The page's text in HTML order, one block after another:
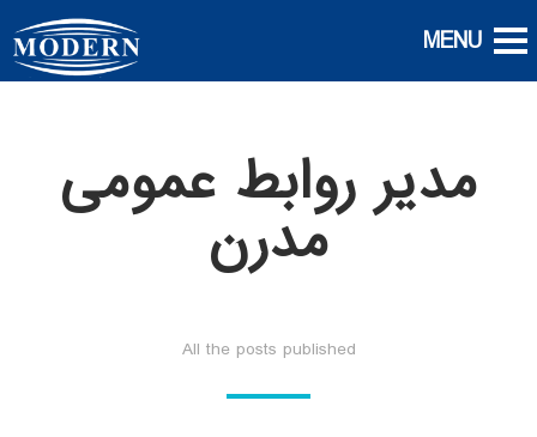
مدیر روابط عمومی
مدرن
All the posts published